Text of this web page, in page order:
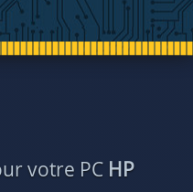
votre PC HP